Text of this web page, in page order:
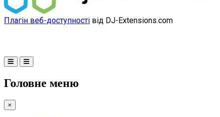
Плагін веб-доступності від DJ-Extensions.com
Головне меню
×